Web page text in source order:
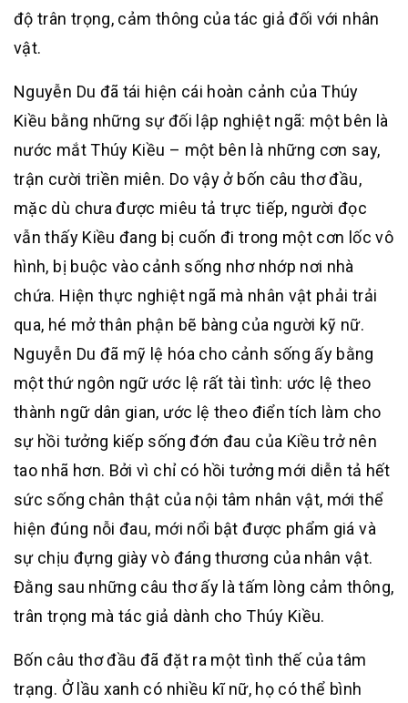
độ trân trọng, cảm thông của tác giả đối với nhân
vật.
Nguyễn Du đã tái hiện cái hoàn cảnh của Thúy
Kiều bằng những sự đối lập nghiệt ngã: một bên là
nước mắt Thúy Kiều – một bên là những cơn say,
trận cười triền miên. Do vậy ở bốn câu thơ đầu,
mặc dù chưa được miêu tả trực tiếp, người đọc
vẫn thấy Kiều đang bị cuốn đi trong một cơn lốc vô
hình, bị buộc vào cảnh sống nhơ nhớp nơi nhà
chứa. Hiện thực nghiệt ngã mà nhân vật phải trải
qua, hé mở thân phận bẽ bàng của người kỹ nữ.
Nguyễn Du đã mỹ lệ hóa cho cảnh sống ấy bằng
một thứ ngôn ngữ ước lệ rất tài tình: ước lệ theo
thành ngữ dân gian, ước lệ theo điển tích làm cho
sự hồi tưởng kiếp sống đớn đau của Kiều trở nên
tao nhã hơn. Bởi vì chỉ có hồi tưởng mới diễn tả hết
sức sống chân thật của nội tâm nhân vật, mới thể
hiện đúng nỗi đau, mới nổi bật được phẩm giá và
sự chịu đựng giày vò đáng thương của nhân vật.
Đằng sau những câu thơ ấy là tấm lòng cảm thông,
trân trọng mà tác giả dành cho Thúy Kiều.
Bốn câu thơ đầu đã đặt ra một tình thế của tâm
trạng. Ở lầu xanh có nhiều kĩ nữ, họ có thể bình